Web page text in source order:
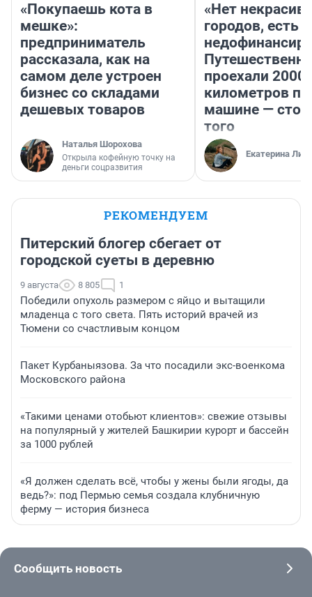
«Покупаешь кота в
мешке»:
предприниматель
рассказала, как на
самом деле устроен
бизнес со складами
дешевых товаров
Наталья Шорохова
Открыла кофейную точку на
деньги соцразвития
«Нет
городов, есть
проехали 2000
километров по
машине —
того
Екатерина
РЕКОМЕНДУЕМ
Питерский блогер сбегает от
городской суеты в деревню
9 августа 8 805 1
Победили опухоль размером с яйцо и вытащили
младенца с того света. Пять историй врачей из
Тюмени со счастливым концом
Пакет Курбаныязова. За что посадили экс-военкома
Московского района
«Такими ценами отобьют клиентов»: свежие отзывы
на популярный у жителей Башкирии курорт и бассейн
за 1000 рублей
«Я должен сделать всё, чтобы у жены были ягоды, да
ведь?»: под Пермью семья создала клубничную
ферму — история бизнеса
Сообщить новость